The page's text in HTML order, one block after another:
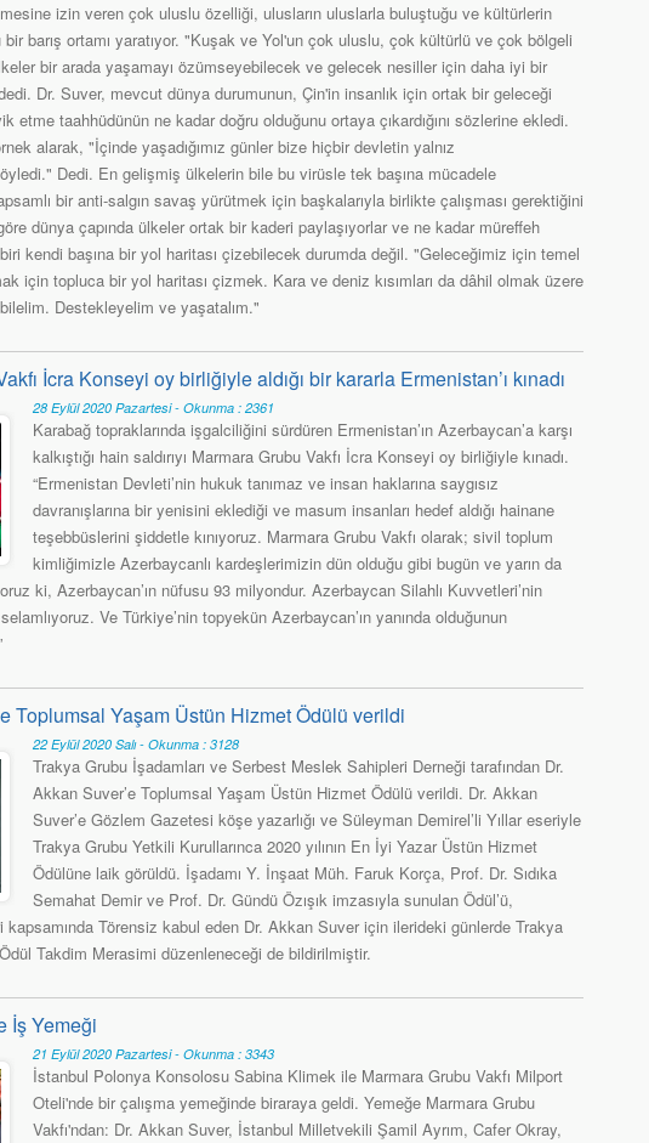
izin veren çok uluslu özelliği, ulusların uluslarla buluştuğu ve kültürlerin
barış ortamı yaratıyor. "Kuşak ve Yol'un çok uluslu, çok kültürlü ve çok bölgeli
bir arada yaşamayı özümseyebilecek ve gelecek nesiller için daha iyi bir
Dr. Suver, mevcut dünya durumunun, Çin'in insanlık için ortak bir geleceği
etme taahhüdünün ne kadar doğru olduğunu ortaya çıkardığını sözlerine ekledi.
alarak, "İçinde yaşadığımız günler bize hiçbir devletin yalnız
Dedi. En gelişmiş ülkelerin bile bu virüsle tek başına mücadele
bir anti-salgın savaş yürütmek için başkalarıyla birlikte çalışması gerektiğini
dünya çapında ülkeler ortak bir kaderi paylaşıyorlar ve ne kadar müreffeh
kendi başına bir yol haritası çizebilecek durumda değil. "Geleceğimiz için temel
için topluca bir yol haritası çizmek. Kara ve deniz kısımları da dâhil olmak üzere
Destekleyelim ve yaşatalım."
İcra Konseyi oy birliğiyle aldığı bir kararla Ermenistan’ı kınadı
28 Eylül 2020 Pazartesi - Okunma : 2361
Karabağ topraklarında işgalciliğini sürdüren Ermenistan’ın Azerbaycan’a karşı
kalkıştığı hain saldırıyı Marmara Grubu Vakfı İcra Konseyi oy birliğiyle kınadı.
“Ermenistan Devleti’nin hukuk tanımaz ve insan haklarına saygısız
davranışlarına bir yenisini eklediği ve masum insanları hedef aldığı hainane
teşebbüslerini şiddetle kınıyoruz. Marmara Grubu Vakfı olarak; sivil toplum
kimliğimizle Azerbaycanlı kardeşlerimizin dün olduğu gibi bugün ve yarın da
ki, Azerbaycan’ın nüfusu 93 milyondur. Azerbaycan Silahlı Kuvvetleri’nin
Ve Türkiye’nin topyekün Azerbaycan’ın yanında olduğunun
Toplumsal Yaşam Üstün Hizmet Ödülü verildi
22 Eylül 2020 Salı - Okunma : 3128
Trakya Grubu İşadamları ve Serbest Meslek Sahipleri Derneği tarafından Dr.
Akkan Suver’e Toplumsal Yaşam Üstün Hizmet Ödülü verildi. Dr. Akkan
Suver’e Gözlem Gazetesi köşe yazarlığı ve Süleyman Demirel’li Yıllar eseriyle
Trakya Grubu Yetkili Kurullarınca 2020 yılının En İyi Yazar Üstün Hizmet
Ödülüne laik görüldü. İşadamı Y. İnşaat Müh. Faruk Korça, Prof. Dr. Sıdıka
Semahat Demir ve Prof. Dr. Gündü Özışık imzasıyla sunulan Ödül’ü,
kapsamında Törensiz kabul eden Dr. Akkan Suver için ilerideki günlerde Trakya
Takdim Merasimi düzenleneceği de bildirilmiştir.
İş Yemeği
21 Eylül 2020 Pazartesi - Okunma : 3343
İstanbul Polonya Konsolosu Sabina Klimek ile Marmara Grubu Vakfı Milport
Oteli'nde bir çalışma yemeğinde biraraya geldi. Yemeğe Marmara Grubu
Vakfı'ndan: Dr. Akkan Suver, İstanbul Milletvekili Şamil Ayrım, Cafer Okray,